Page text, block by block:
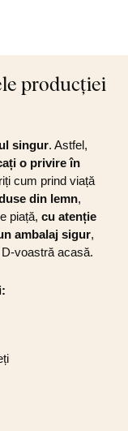
producției
singur. Astfel,
o privire în
cum prind viață
din lemn,
piață, cu atenție
ambalaj sigur,
voastră acasă.